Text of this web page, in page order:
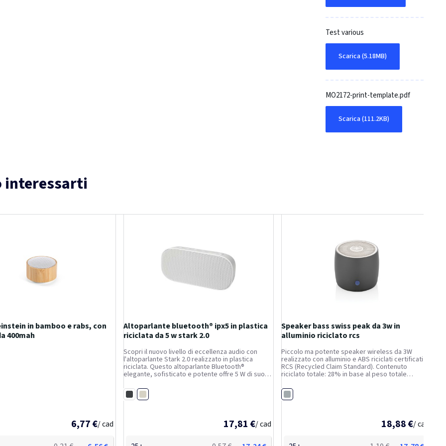
Test various
Scarica (5.18MB)
MO2172-print-template.pdf
Scarica (111.2KB)
interessarti
in bamboo e rabs, con
400mah
6,77 €/ cad
Altoparlante bluetooth® ipx5 in plastica
riciclata da 5 w stark 2.0
Scopri il nuovo livello di eccellenza audio con
l'altoparlante Stark 2.0 realizzato in plastica
riciclata. Questo altoparlante Bluetooth®
elegante, sofisticato e potente offre 5 W di suono
resistente all'acqua, rendendolo perfetto per
l'uso...
NeroBianco
17,81 €/ cad
Speaker bass swiss peak da 3w in
alluminio riciclato rcs
Piccolo ma potente speaker wireless da 3W
realizzato con alluminio e ABS riciclati certificati
RCS (Recycled Claim Standard). Contenuto
riciclato totale: 28% in base al peso totale
catena di approvvigionamento dei materiali
riciclati...
Grigio
18,88 €/ cad